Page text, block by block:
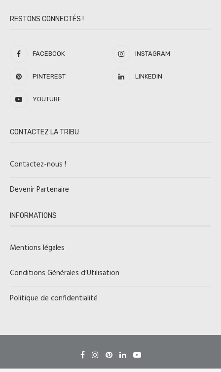
RESTONS CONNECTÉS !
FACEBOOK INSTAGRAM
PINTEREST LINKEDIN
YOUTUBE
CONTACTEZ LA TRIBU
Contactez-nous !
Devenir Partenaire
INFORMATIONS
Mentions légales
Conditions Générales d’Utilisation
Politique de confidentialité